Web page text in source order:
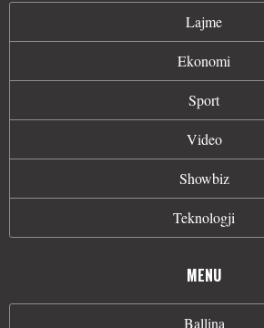
Lajme
Ekonomi
Sport
Video
Showbiz
Teknologji
MENU
Ballina